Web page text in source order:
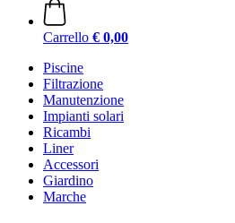
Carrello € 0,00
Piscine
Filtrazione
Manutenzione
Impianti solari
Ricambi
Liner
Accessori
Giardino
Marche